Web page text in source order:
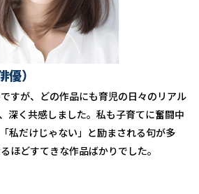
）
すが、どの作品にも育児の日々のリアル
深く共感しました。私も子育てに奮闘中
私だけじゃない」と励まされる句が多
ほどすてきな作品ばかりでした。